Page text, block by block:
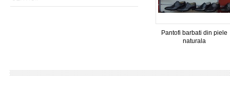
Pantofi barbati din piele
naturala